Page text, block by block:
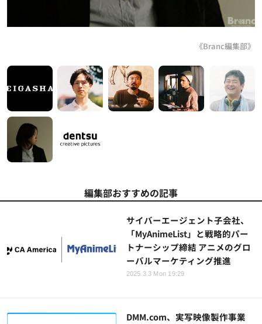
《Branc編集部》
編集部おすすめの記事
サイバーエージェント子会社、
「MyAnimeList」と戦略的パー
トナーシップ締結 アニメのグロ
ーバルマーケティング推進
2025.3.3 Mon 19:29
DMM.com、実写映像製作事業